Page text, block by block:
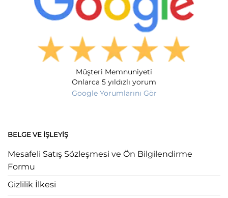
Müşteri Memnuniyeti
Onlarca 5 yıldızlı yorum
Google Yorumlarını Gör
BELGE VE İŞLEYIŞ
Mesafeli Satış Sözleşmesi ve Ön Bilgilendirme
Formu
Gizlilik İlkesi